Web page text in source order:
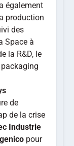
également
production
des
Space à
la R&D, le
de
de la crise
Industrie
pour